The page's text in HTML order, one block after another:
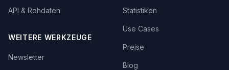
API & Rohdaten
WEITERE WERKZEUGE
Newsletter
Statistiken
Use Cases
Preise
Blog